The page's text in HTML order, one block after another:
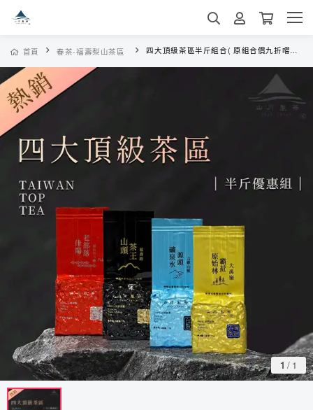
首頁 春茶-福壽梨山茶區 四大頂級茶區半斤組合( 原組合價九折嚐鮮優惠 )
1 / 1